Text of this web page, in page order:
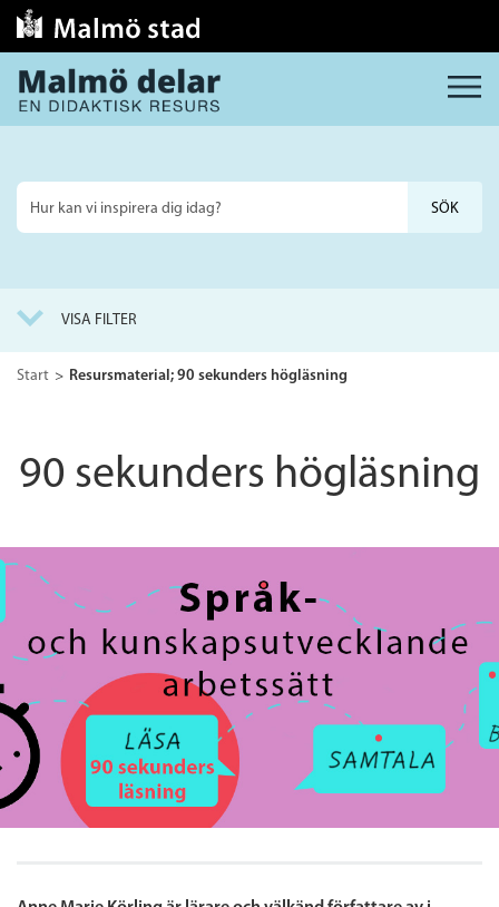
MENY
Sök
på
VISA FILTER
Start Resursmaterial; 90 sekunders högläsning
90 sekunders högläsning